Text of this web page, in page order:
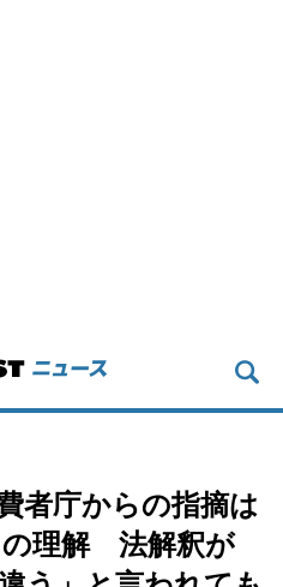
者庁からの指摘は
の理解 法解釈が